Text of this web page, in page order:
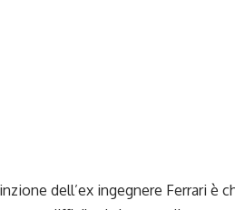
dell’ex ingegnere Ferrari è